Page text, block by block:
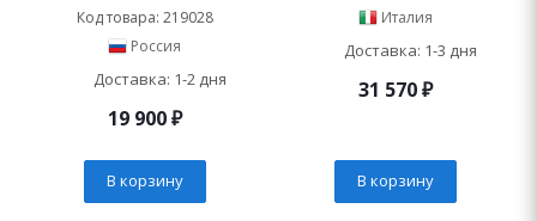
Код товара: 219028
Россия
Доставка: 1-2 дня
19 900₽
В корзину
Италия
Доставка: 1-3 дня
31 570₽
В корзину